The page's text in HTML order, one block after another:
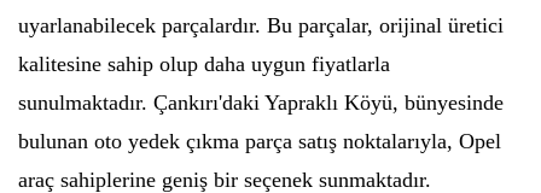
uyarlanabilecek parçalardır. Bu parçalar, orijinal üretici
kalitesine sahip olup daha uygun fiyatlarla
sunulmaktadır. Çankırı'daki Yapraklı Köyü, bünyesinde
bulunan oto yedek çıkma parça satış noktalarıyla, Opel
araç sahiplerine geniş bir seçenek sunmaktadır.